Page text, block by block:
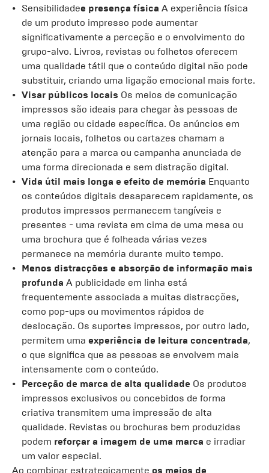
Sensibilidadee presença física A experiência física
de um produto impresso pode aumentar
significativamente a perceção e o envolvimento do
grupo-alvo. Livros, revistas ou folhetos oferecem
uma qualidade tátil que o conteúdo digital não pode
substituir, criando uma ligação emocional mais forte.
Visar públicos locais Os meios de comunicação
impressos são ideais para chegar às pessoas de
uma região ou cidade específica. Os anúncios em
jornais locais, folhetos ou cartazes chamam a
atenção para a marca ou campanha anunciada de
uma forma direcionada e sem distração digital.
Vida útil mais longa e efeito de memória Enquanto
os conteúdos digitais desaparecem rapidamente, os
produtos impressos permanecem tangíveis e
presentes - uma revista em cima de uma mesa ou
uma brochura que é folheada várias vezes
permanece na memória durante muito tempo.
Menos distracções e absorção de informação mais
profunda A publicidade em linha está
frequentemente associada a muitas distracções,
como pop-ups ou movimentos rápidos de
deslocação. Os suportes impressos, por outro lado,
permitem uma experiência de leitura concentrada,
o que significa que as pessoas se envolvem mais
intensamente com o conteúdo.
Perceção de marca de alta qualidade Os produtos
impressos exclusivos ou concebidos de forma
criativa transmitem uma impressão de alta
qualidade. Revistas ou brochuras bem produzidas
podem reforçar a imagem de uma marca e irradiar
um valor especial.
Ao combinar estrategicamente os meios de